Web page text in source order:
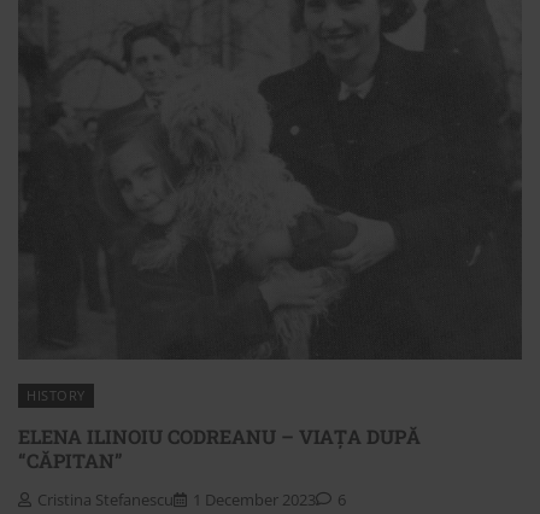
HISTORY
ELENA ILINOIU CODREANU – VIAȚA DUPĂ
“CĂPITAN”
Cristina Stefanescu 1 December 2023 6